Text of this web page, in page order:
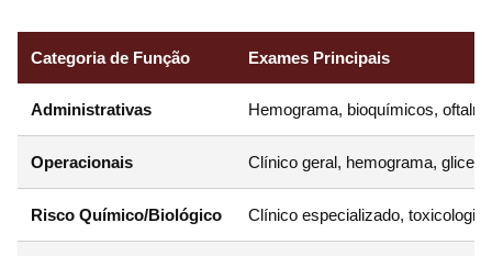
Categoria de Função Exames Principais
Administrativas Hemograma, bioquímicos,
Operacionais Clínico geral, hemograma,
Risco Químico/Biológico Clínico especializado,